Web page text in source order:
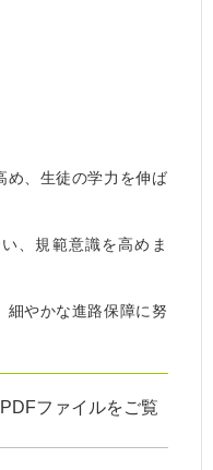
、生徒の学力を伸ば
、規範意識を高めま
やかな進路保障に努
PDFファイルをご覧